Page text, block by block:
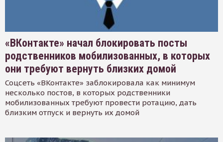
«ВКонтакте» начал блокировать посты
родственников мобилизованных, в которых
они требуют вернуть близких домой
Соцсеть «ВКонтакте» заблокировала как минимум
несколько постов, в которых родственники
мобилизованных требуют провести ротацию, дать
близким отпуск и вернуть их домой